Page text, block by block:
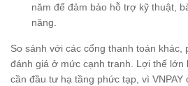
năm để đảm bảo hỗ trợ kỹ thuật,
năng.
So sánh với các cổng thanh toán khác,
đánh giá ở mức cạnh tranh. Lợi thế lớn
cần đầu tư hạ tầng phức tạp, vì VNPAY